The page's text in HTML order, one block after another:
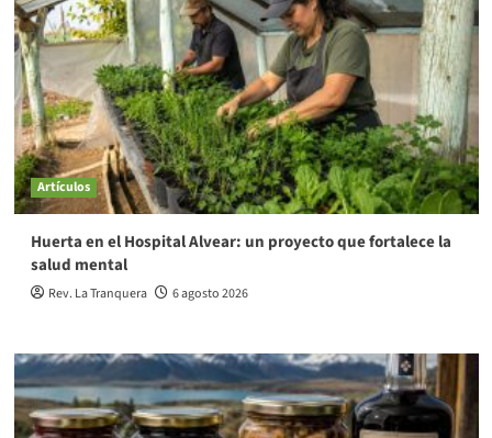
Artículos
Huerta en el Hospital Alvear: un proyecto que fortalece la
salud mental
Rev. La Tranquera 6 agosto 2026